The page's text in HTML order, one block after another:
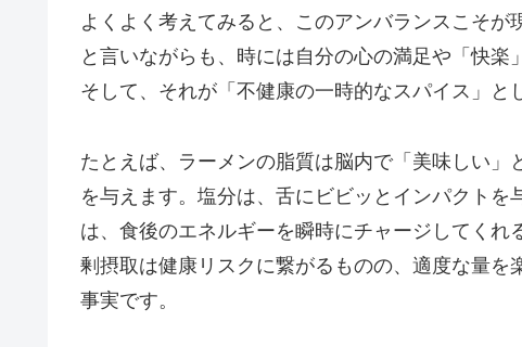
よくよく考えてみると、このアンバランスこそが
と言いながらも、時には自分の心の満足や「快楽
そして、それが「不健康の一時的なスパイス」と
たとえば、ラーメンの脂質は脳内で「美味しい
を与えます。塩分は、舌にビビッとインパクト
は、食後のエネルギーを瞬時にチャージしてく
剰摂取は健康リスクに繋がるものの、適度な量
事実です。